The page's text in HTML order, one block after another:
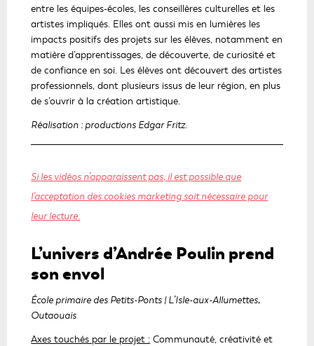
entre les équipes-écoles, les conseillères culturelles et les
artistes impliqués. Elles ont aussi mis en lumières les
impacts positifs des projets sur les élèves, notamment en
matière d’apprentissages, de découverte, de curiosité et
de confiance en soi. Les élèves ont découvert des artistes
professionnels, dont plusieurs issus de leur région, en plus
de s’ouvrir à la création artistique.
Réalisation : productions Edgar Fritz.
Si les vidéos n’apparaissent pas, il est possible que
l’acceptation des cookies marketing soit nécessaire pour
leur lecture.
L’univers d’Andrée Poulin prend
son envol
École primaire des Petits-Ponts | L’Isle-aux-Allumettes,
Outaouais
Axes touchés par le projet : Communauté, créativité et